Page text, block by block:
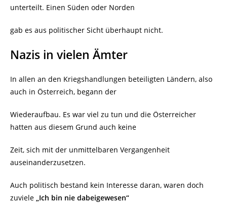
unterteilt. Einen Süden oder Norden
gab es aus politischer Sicht überhaupt nicht.
Nazis in vielen Ämter
In allen an den Kriegshandlungen beteiligten Ländern, also
auch in Österreich, begann der
Wiederaufbau. Es war viel zu tun und die Österreicher
hatten aus diesem Grund auch keine
Zeit, sich mit der unmittelbaren Vergangenheit
auseinanderzusetzen.
Auch politisch bestand kein Interesse daran, waren doch
zuviele „Ich bin nie dabeigewesen“